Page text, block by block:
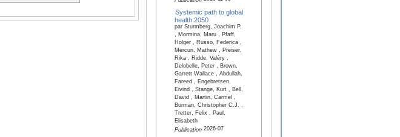
Systemic path to global
health 2050
par Sturmberg, Joachim P.
, Mormina, Maru , Pfaff,
Holger , Russo, Federica ,
Mercuri, Mathew , Preiser,
Rika , Ridde, Valéry ,
Delobelle, Peter , Brown,
Garrett Wallace , Abdullah,
Fareed , Engebretsen,
Eivind , Stange, Kurt , Bell,
David , Martin, Carmel ,
Burman, Christopher C.J. ,
Tretter, Felix , Paul,
Elisabeth
Publication2026-07